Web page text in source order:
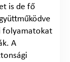
is de fő
folyamatokat
A